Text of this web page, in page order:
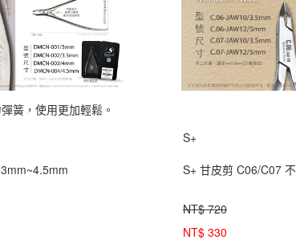
簧，使用更加輕鬆。
S+
S+ 甘皮剪 C06/C07
NT$ 720
NT$ 330